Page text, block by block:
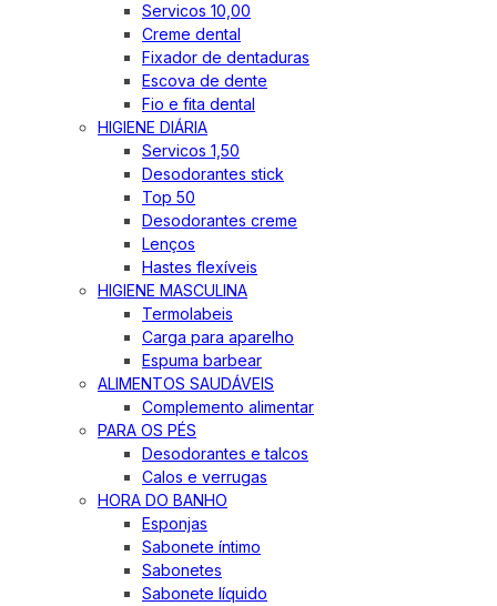
Servicos 10,00
Creme dental
Fixador de dentaduras
Escova de dente
Fio e fita dental
HIGIENE DIÁRIA
Servicos 1,50
Desodorantes stick
Top 50
Desodorantes creme
Lenços
Hastes flexíveis
HIGIENE MASCULINA
Termolabeis
Carga para aparelho
Espuma barbear
ALIMENTOS SAUDÁVEIS
Complemento alimentar
PARA OS PÉS
Desodorantes e talcos
Calos e verrugas
HORA DO BANHO
Esponjas
Sabonete íntimo
Sabonetes
Sabonete líquido